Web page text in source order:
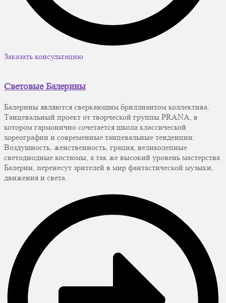
Заказать консультацию
Световые Балерины
Балерины являются сверкающим бриллиантом коллектива.
Танцевальный проект от творческой группы PRANA, в
котором гармонично сочетается школа классической
хореографии и современные танцевальные тенденции.
Воздушность, женственность, грация, великолепные
светодиодные костюмы, а так же высокий уровень мастерства
Балерин, перенесут зрителей в мир фантастической музыки,
движения и света.